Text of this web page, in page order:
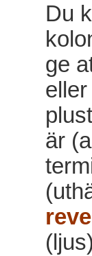
Du
ge
är